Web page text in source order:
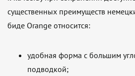
существенных преимуществ
биде Orange относится:
удобная форма с большим
подводкой;